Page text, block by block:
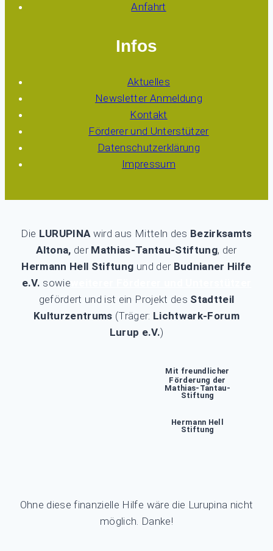
Anfahrt
Infos
Aktuelles
Newsletter Anmeldung
Kontakt
Förderer und Unterstützer
Datenschutzerklärung
Impressum
Die LURUPINA wird aus Mitteln des Bezirksamts
Altona, der Mathias-Tantau-Stiftung, der
Hermann Hell Stiftung und der Budnianer Hilfe
e.V. sowie
gefördert und ist ein Projekt des Stadtteil
Kulturzentrums (Träger: Lichtwark-Forum
Lurup e.V.)
Mit freundlicher
Förderung der
Mathias-Tantau-
Stiftung
Hermann Hell
Stiftung
Ohne diese finanzielle Hilfe wäre die Lurupina nicht
möglich. Danke!